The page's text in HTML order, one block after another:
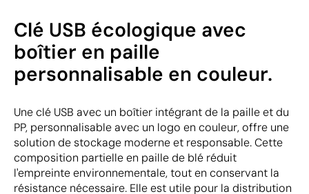
Clé USB écologique avec
boîtier en paille
personnalisable en couleur.
Une clé USB avec un boîtier intégrant de la paille et du
PP, personnalisable avec un logo en couleur, offre une
solution de stockage moderne et responsable. Cette
composition partielle en paille de blé réduit
l'empreinte environnementale, tout en conservant la
résistance nécessaire. Elle est utile pour la distribution